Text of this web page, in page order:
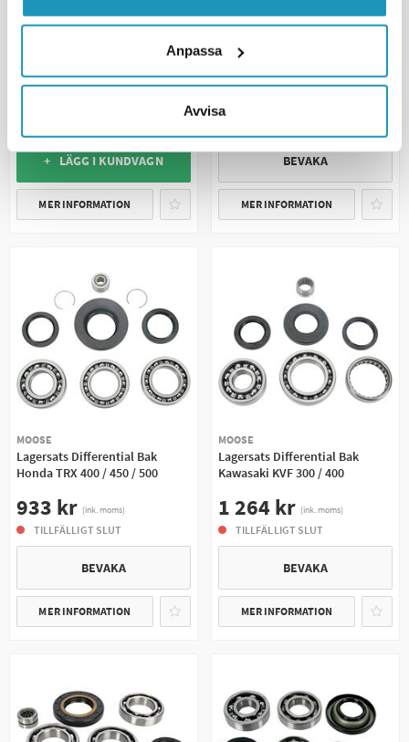
Anpassa
Avvisa
+ LÄGG I KUNDVAGN
MER INFORMATION
Lagersats Differential Bak
BEVAKA
MER INFORMATION
MOOSE
Lagersats Differential Bak
Honda TRX 400 / 450 / 500
933 kr (ink. moms)
TILLFÄLLIGT SLUT
BEVAKA
MER INFORMATION
MOOSE
Lagersats Differential Bak
Kawasaki KVF 300 / 400
1 264 kr (ink. moms)
TILLFÄLLIGT SLUT
BEVAKA
MER INFORMATION